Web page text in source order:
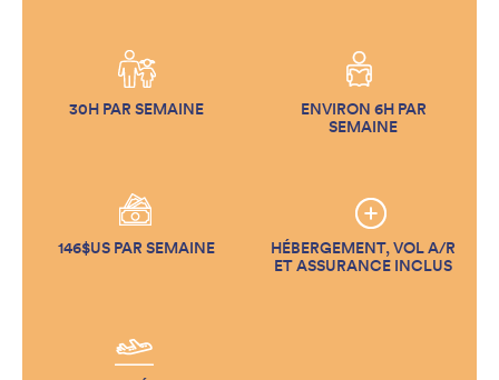
30H PAR SEMAINE
ENVIRON 6H PAR
SEMAINE
146$US PAR SEMAINE
HÉBERGEMENT, VOL A/R
ET ASSURANCE INCLUS